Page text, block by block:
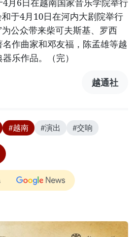
月6日在越南国家音乐学院举行
于4月10日在河内大剧院举行
公众带来柴可夫斯基、罗西
作曲家和邓友福，陈孟雄等越
乐作品。（完）
越通社
#越南 #演出 #交响